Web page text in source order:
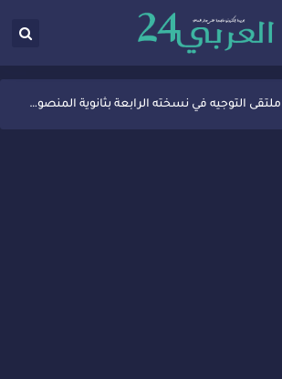
ثانوية المنصور الذهبي بسيدي قاسم تُعزّز ثقافة التوجيه المدرسي بمبادرة نوعية تجمع بين التفاعل والتكريم
ملتقى التوجيه في نسخته الرابعة بثانوية المنصور الذهبي بسيدي قاسم